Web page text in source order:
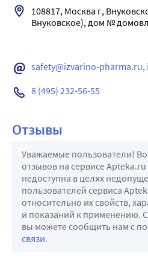
108817, Москва г,
Внуковское), дом №
safety@izvarino-
8 (495) 232-56-55
Отзывы
Уважаемые пользователи!
отзывов на сервисе
недоступна в целях
пользователей сервиса
относительно их свойств,
и показаний к применению.
вы можете сообщить нам с
связи.